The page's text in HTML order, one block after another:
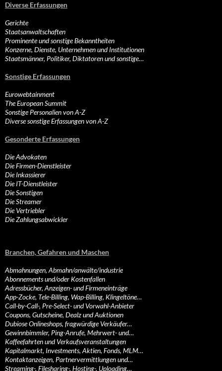
Diverse Erfassungen
Gerichte
Staatsanwaltschaften
Prominente und sonstige Bekanntheiten
Konzerne, Dienste, Unternehmen und Institutionen
Staatsmänner, Politiker, Diktatoren und sonstige…
Sonstige Erfassungen
Eurowebtainment
The European Summit
Sonstige Personalien von A-Z
Diverse sonstige Erfassungen von A-Z
Gesonderte Erfassungen
Die Advokaten
Die Firmen-Dienstleister
Die Inkassierer
Die IT-Dienstleister
Die Sonstigen
Die Streamer
Die Vertriebler
Die Zahlungsabwickler
Branchen, Gefahren und Maschen
Abmahnungen, Abmahn/anwälte/industrie
Abonnements und/oder Kostenfallen
Adressbücher, Anzeigen- und Firmeneinträge
App-Zocke, Tele-Billing, Wap-Billing, Klingeltöne…
Call-by-Call-, Pre-Select- und Vorwahl-Anbieter
Coupons, Gutscheine, Dealz und Auktionen
Dubiose Onlineshops, fragwürdige Verkäufer…
Gewinnbimmler, Ping-Anrufe, Mehrwert- und…
Kaffeefahrten und Verkaufsveranstaltungen
Kapitalmarkt, Investments, Aktien, Fonds, MLM…
Kontaktanzeigen, Partnervermittlungen und…
Streaming-, Filesharing-, Hosting-, Uploading…